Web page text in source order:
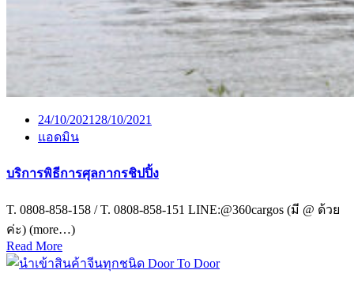
24/10/2021 28/10/2021
แอดมิน
บริการพิธีการศุลกากรชิปปิ้ง
T. 0808-858-158 / T. 0808-858-151 LINE:@360cargos (มี @ ด้วย
ค่ะ) (more…)
Read More